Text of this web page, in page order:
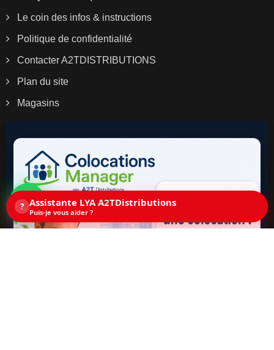
? Assistante LYA A2TDistributions
Puis-je vous aider ?
Le coin des infos & instructions
Politique de confidentialité
Contacter A2TDISTRIBUTIONS
Plan du site
Magasins